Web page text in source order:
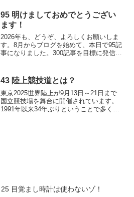
ます。「小」はいつ使うのか？流す固形
物が少ないというのは小便...
95 明けましておめでとうござい
ます！
2026年も、どうぞ、よろしくお願いしま
す。8月からブログを始めて、本日で95記
事になりました。300記事を目標に発信し
43 陸上競技道とは？
東京2025世界陸上が9月13日～21日まで
国立競技場を舞台に開催されています。
1991年以来34年ぶりということで多くの
25 目覚まし時計は使わないゾ！